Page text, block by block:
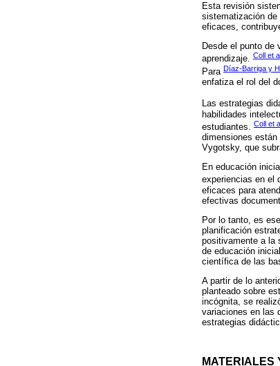
Esta revisión
sistematización
eficaces,
Desde el punto de
aprendizaje. Coll et
Para Díaz-Barriga y
enfatiza el rol del
Las estrategias
habilidades
estudiantes. Coll et
dimensiones
Vygotsky, que
En educación
experiencias en el
eficaces para
efectivas
Por lo tanto, es
planificación
positivamente a la
de educación
científica de las
A partir de lo
planteado sobre
incógnita, se
variaciones en las
estrategias
MATERIALES